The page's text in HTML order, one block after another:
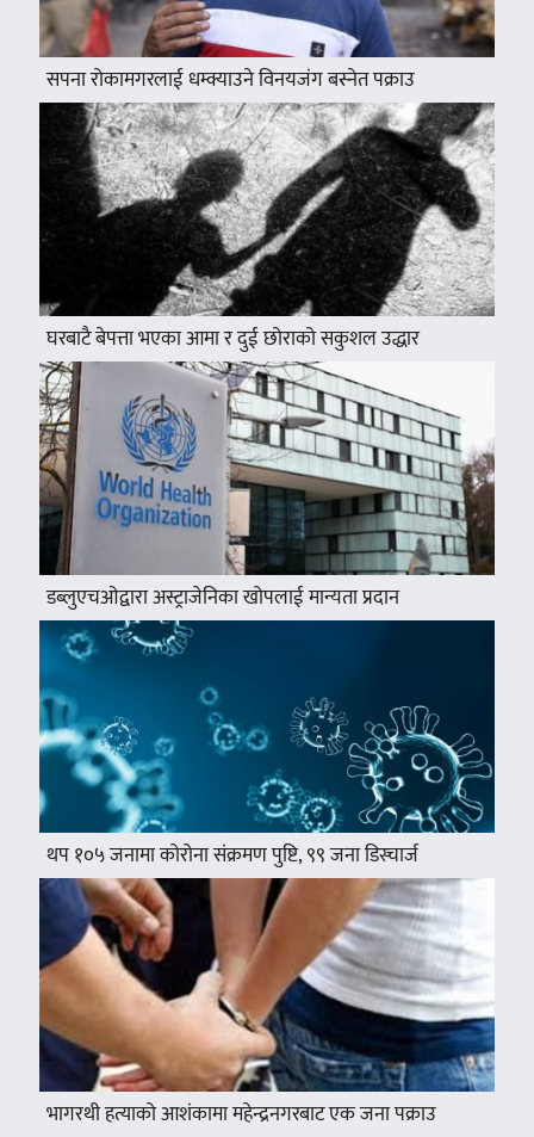
सपना रोकामगरलाई धम्क्याउने विनयजंग बस्नेत पक्राउ
घरबाटै बेपत्ता भएका आमा र दुई छोराको सकुशल उद्धार
डब्लुएचओद्वारा अस्ट्राजेनिका खोपलाई मान्यता प्रदान
थप १०५ जनामा कोरोना संक्रमण पुष्टि, ९९ जना डिस्चार्ज
भागरथी हत्याको आशंकामा महेन्द्रनगरबाट एक जना पक्राउ